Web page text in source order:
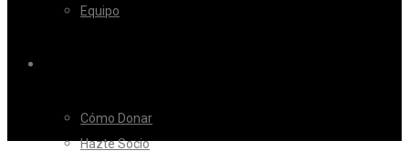
Equipo
Cómo Donar
Hazte Socio